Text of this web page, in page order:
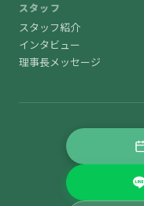
スタッフ
スタッフ紹介
インタビュー
理事長メッセージ